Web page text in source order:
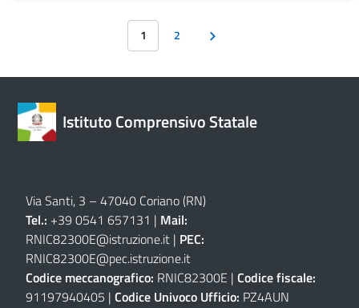
1 2
Istituto Comprensivo Statale
Via Santi, 3 – 47040 Coriano (RN)
Tel.: +39 0541 657131 | Mail:
RNIC82300E@istruzione.it | PEC:
RNIC82300E@pec.istruzione.it
Codice meccanografico: RNIC82300E | Codice fiscale:
91197940405 | Codice Univoco Ufficio: PZ4AUN